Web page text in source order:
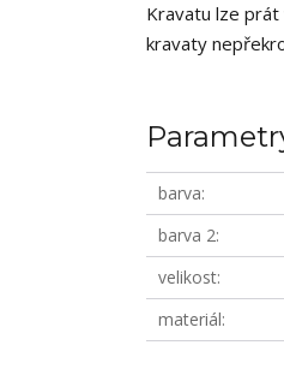
Kravatu lze prát
kravaty
barva
barva 2
velikost
materiál